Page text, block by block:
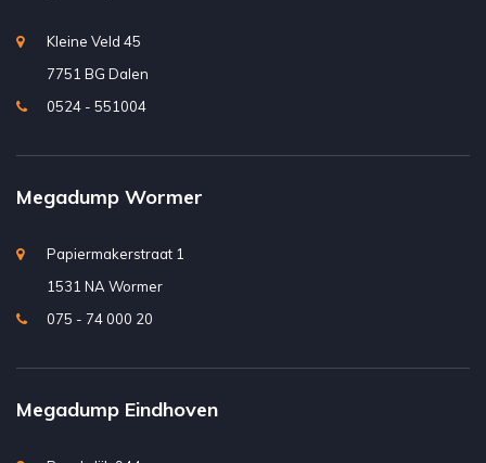
Kleine Veld 45
7751 BG Dalen
0524 - 551004
Megadump Wormer
Papiermakerstraat 1
1531 NA Wormer
075 - 74 000 20
Megadump Eindhoven